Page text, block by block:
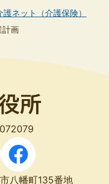
護ネット（介護保険）
計画
八幡町135番地